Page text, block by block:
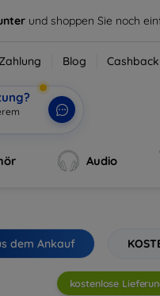
und shoppen Sie noch
Blog Cashback
Audio
dem Ankauf
kostenlose